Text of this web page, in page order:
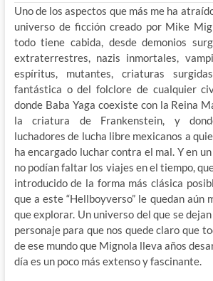
Uno de los aspectos que más me ha
universo de ficción creado por Mike
todo tiene cabida, desde demonios
extraterrestres, nazis inmortales,
espíritus, mutantes, criaturas
fantástica o del folclore de cualquier
donde Baba Yaga coexiste con la Reina
la criatura de Frankenstein, y
luchadores de lucha libre mexicanos a
ha encargado luchar contra el mal. Y en
no podían faltar los viajes en el tiempo,
introducido de la forma más clásica
que a este “Hellboyverso” le quedan aún
que explorar. Un universo del que se
personaje para que nos quede claro que
de ese mundo que Mignola lleva años
día es un poco más extenso y fascinante.